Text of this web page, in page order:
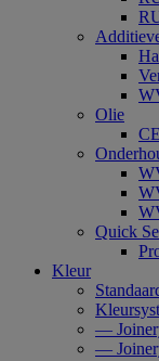
Olie
Quick
Kleur
—
—